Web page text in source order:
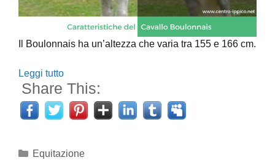
Il Boulonnais ha un’altezza che varia tra 155 e 166 cm.
Leggi tutto
Share This:
Categorie
Equitazione